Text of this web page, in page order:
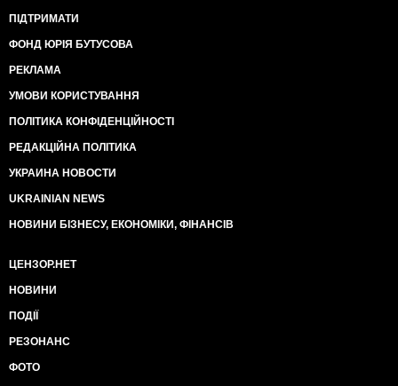
ПІДТРИМАТИ
ФОНД ЮРІЯ БУТУСОВА
РЕКЛАМА
УМОВИ КОРИСТУВАННЯ
ПОЛІТИКА КОНФІДЕНЦІЙНОСТІ
РЕДАКЦІЙНА ПОЛІТИКА
УКРАИНА НОВОСТИ
UKRAINIAN NEWS
НОВИНИ БІЗНЕСУ, ЕКОНОМІКИ, ФІНАНСІВ
ЦЕНЗОР.НЕТ
НОВИНИ
ПОДІЇ
РЕЗОНАНС
ФОТО